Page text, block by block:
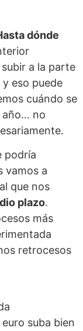
dónde
a la parte
eso puede
cuándo se
año… no
podría
vamos a
que nos
plazo.
más
retrocesos
suba bien